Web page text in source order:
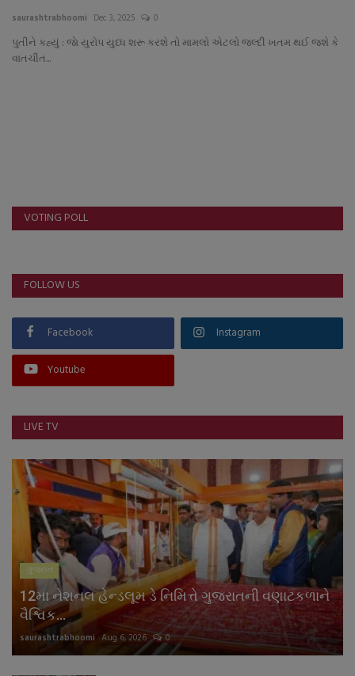
About Author
Contact
ગુજરાત
Support US
બજારના સમાચાર
નાણાંકીય સમાચાર
સ્થાનિક સમાચાર
સ્પોર્ટ્સ
રાશિફળ
ગુનાખોરી
બોલિવૂડ
સ્વાસ્થ્ય
saurashtrabhoomi Dec 3, 2025 0
પુતીને કહ્યું : જાે યુરોપ યુધ્ધ શરૂ કરશે તો મામલો એટલો જલ્દી ખતમ થઈ જશે કે
વાતચીત...
VOTING POLL
FOLLOW US
Facebook Instagram
Youtube
LIVE TV
ગુજરાત
12મા નેશનલ હેન્ડલૂમ ડે નિમિત્તે ગુજરાતની વણાટકળાને
વૈશ્વિક...
saurashtrabhoomi Aug 6, 2026 0